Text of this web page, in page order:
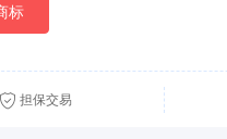
标
担保交易